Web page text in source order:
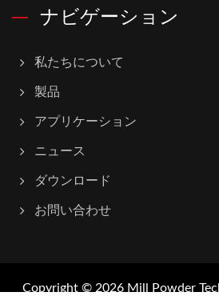
ナビゲーション
私たちについて
製品
アプリケーション
ニュース
ダウンロード
お問い合わせ
Copyright © 2026 Mill Powder